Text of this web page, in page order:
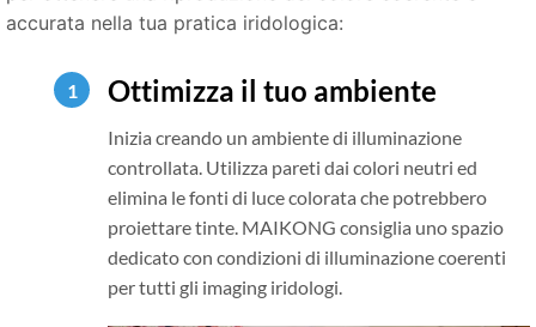
accurata nella tua pratica iridologica:
Ottimizza il tuo ambiente
Inizia creando un ambiente di illuminazione
controllata. Utilizza pareti dai colori neutri ed
elimina le fonti di luce colorata che potrebbero
proiettare tinte. MAIKONG consiglia uno spazio
dedicato con condizioni di illuminazione coerenti
per tutti gli imaging iridologi.